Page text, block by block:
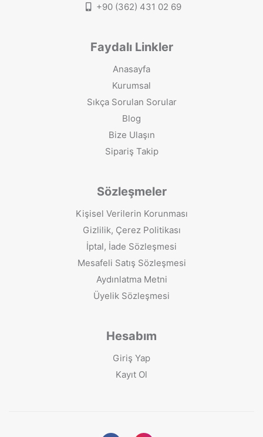
+90 (362) 431 02 69
Faydalı Linkler
Anasayfa
Kurumsal
Sıkça Sorulan Sorular
Blog
Bize Ulaşın
Sipariş Takip
Sözleşmeler
Kişisel Verilerin Korunması
Gizlilik, Çerez Politikası
İptal, İade Sözleşmesi
Mesafeli Satış Sözleşmesi
Aydınlatma Metni
Üyelik Sözleşmesi
Hesabım
Giriş Yap
Kayıt Ol